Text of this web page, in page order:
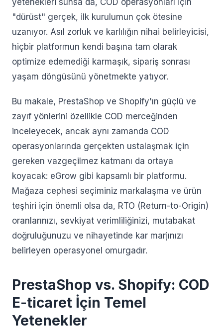
yetenekleri sunsa da, COD operasyonları için
"dürüst" gerçek, ilk kurulumun çok ötesine
uzanıyor. Asıl zorluk ve karlılığın nihai belirleyicisi,
hiçbir platformun kendi başına tam olarak
optimize edemediği karmaşık, sipariş sonrası
yaşam döngüsünü yönetmekte yatıyor.
Bu makale, PrestaShop ve Shopify'ın güçlü ve
zayıf yönlerini özellikle COD merceğinden
inceleyecek, ancak aynı zamanda COD
operasyonlarında gerçekten ustalaşmak için
gereken vazgeçilmez katmanı da ortaya
koyacak: eGrow gibi kapsamlı bir platformu.
Mağaza cephesi seçiminiz markalaşma ve ürün
teşhiri için önemli olsa da, RTO (Return-to-Origin)
oranlarınızı, sevkiyat verimliliğinizi, mutabakat
doğruluğunuzu ve nihayetinde kar marjınızı
belirleyen operasyonel omurgadır.
PrestaShop vs. Shopify: COD
E-ticaret İçin Temel
Yetenekler